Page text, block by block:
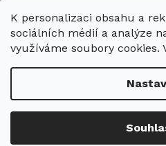
K personalizaci obsahu a
sociálních médií a analýze
využíváme soubory cookies.
Vytvořil Shoptet|
Copyright 2026Miele Center